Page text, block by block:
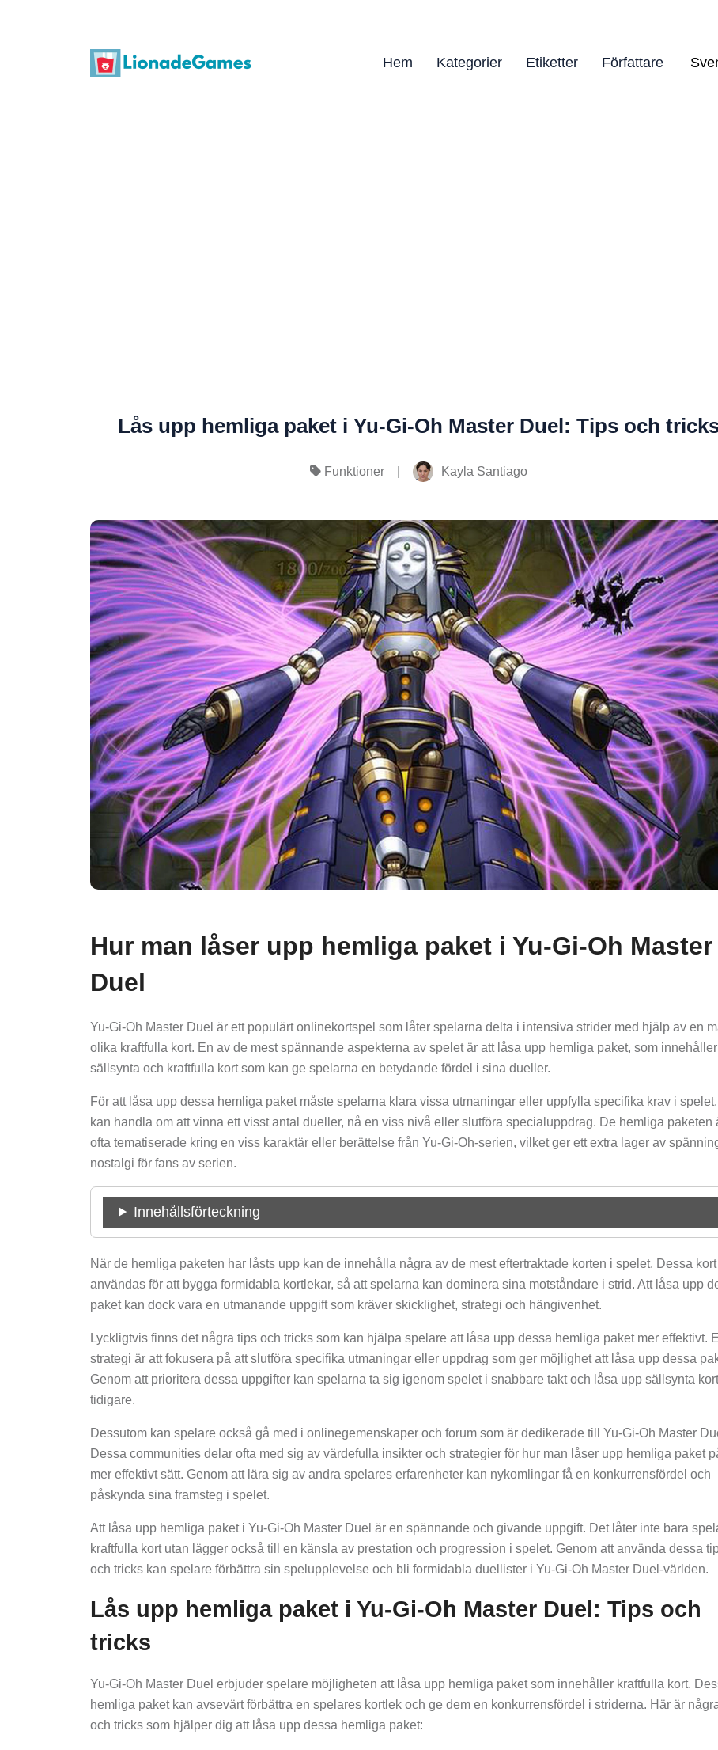
Hem Kategorier Etiketter Författare
Lås upp hemliga paket i Yu-Gi-Oh Master Duel: Tips och
Funktioner Kayla Santiago
Hur man låser upp hemliga paket i Yu-Gi-Oh Master
Duel
Yu-Gi-Oh Master Duel är ett populärt onlinekortspel som låter spelarna delta i intensiva strider med hjälp av en
olika kraftfulla kort. En av de mest spännande aspekterna av spelet är att låsa upp hemliga paket, som innehåller
sällsynta och kraftfulla kort som kan ge spelarna en betydande fördel i sina dueller.
För att låsa upp dessa hemliga paket måste spelarna klara vissa utmaningar eller uppfylla specifika krav i
kan handla om att vinna ett visst antal dueller, nå en viss nivå eller slutföra specialuppdrag. De hemliga paketen
ofta tematiserade kring en viss karaktär eller berättelse från Yu-Gi-Oh-serien, vilket ger ett extra lager av
nostalgi för fans av serien.
Innehållsförteckning
När de hemliga paketen har låsts upp kan de innehålla några av de mest eftertraktade korten i spelet. Dessa
användas för att bygga formidabla kortlekar, så att spelarna kan dominera sina motståndare i strid. Att låsa upp
paket kan dock vara en utmanande uppgift som kräver skicklighet, strategi och hängivenhet.
Lyckligtvis finns det några tips och tricks som kan hjälpa spelare att låsa upp dessa hemliga paket mer effektivt.
strategi är att fokusera på att slutföra specifika utmaningar eller uppdrag som ger möjlighet att låsa upp dessa
Genom att prioritera dessa uppgifter kan spelarna ta sig igenom spelet i snabbare takt och låsa upp sällsynta kort
tidigare.
Dessutom kan spelare också gå med i onlinegemenskaper och forum som är dedikerade till Yu-Gi-Oh Master
Dessa communities delar ofta med sig av värdefulla insikter och strategier för hur man låser upp hemliga paket
mer effektivt sätt. Genom att lära sig av andra spelares erfarenheter kan nykomlingar få en konkurrensfördel och
påskynda sina framsteg i spelet.
Att låsa upp hemliga paket i Yu-Gi-Oh Master Duel är en spännande och givande uppgift. Det låter inte bara
kraftfulla kort utan lägger också till en känsla av prestation och progression i spelet. Genom att använda dessa
och tricks kan spelare förbättra sin spelupplevelse och bli formidabla duellister i Yu-Gi-Oh Master Duel-världen.
Lås upp hemliga paket i Yu-Gi-Oh Master Duel: Tips och
tricks
Yu-Gi-Oh Master Duel erbjuder spelare möjligheten att låsa upp hemliga paket som innehåller kraftfulla kort.
hemliga paket kan avsevärt förbättra en spelares kortlek och ge dem en konkurrensfördel i striderna. Här är
och tricks som hjälper dig att låsa upp dessa hemliga paket: